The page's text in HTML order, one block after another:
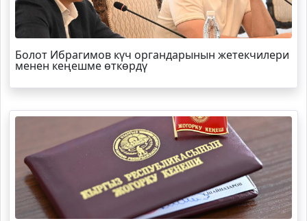
Болот Ибрагимов күч органдарынын жетекчилери
менен кеңешме өткөрдү